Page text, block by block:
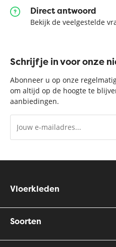
Direct antwoord
Bekijk de veelgestelde
Schrijf je in voor onze
Abonneer u op onze
om altijd op de hoogte te
aanbiedingen.
Vloerkleden
Soorten